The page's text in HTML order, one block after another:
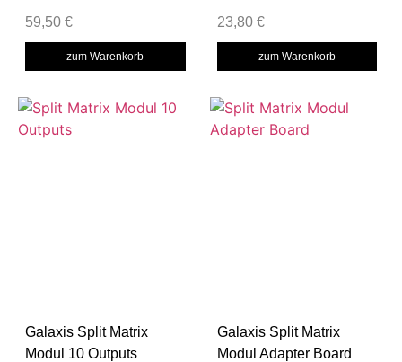
59,50 €
zum Warenkorb
23,80 €
zum Warenkorb
Galaxis Split Matrix
Modul 10 Outputs
Galaxis Split Matrix
Modul Adapter Board